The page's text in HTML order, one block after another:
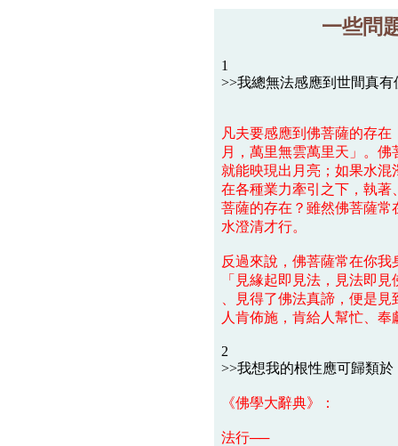
一些問
1
>>我總無法感應到世間真有
凡夫要感應到佛菩薩的存
月，萬里無雲萬里天」。
就能映現出月亮；如果水
在各種業力牽引之下，執
菩薩的存在？雖然佛菩薩
水澄清才行。
反過來說，佛菩薩常在你
「見緣起即見法，見法即
、見得了佛法真諦，便是
人肯佈施，肯給人幫忙、
2
>>我想我的根性應可歸類
《佛學大辭典》：
法行──